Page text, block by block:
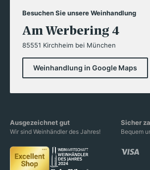
Besuchen Sie unsere Weinhandlung
Am Werbering 4
85551 Kirchheim bei München
Weinhandlung in Google Maps
Ausgezeichnet gut
Wir sind Weinhändler des Jahres!
Sicher
Bequem